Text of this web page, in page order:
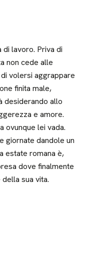
di lavoro. Priva di
non cede alle
volersi aggrappare
finita male,
desiderando allo
e amore.
ovunque lei vada.
giornate dandole un
estate romana è,
dove finalmente
sua vita.